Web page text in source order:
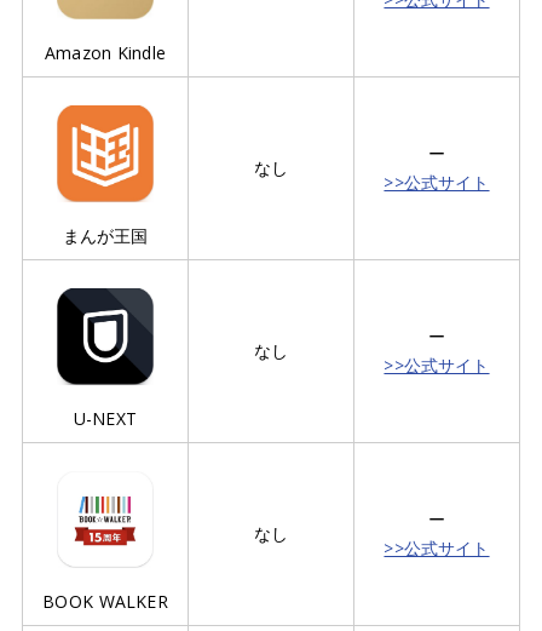
Amazon Kindle
まんが王国
なし
ー
>>公式サイト
U-NEXT
なし
ー
>>公式サイト
BOOK WALKER
なし
ー
>>公式サイト